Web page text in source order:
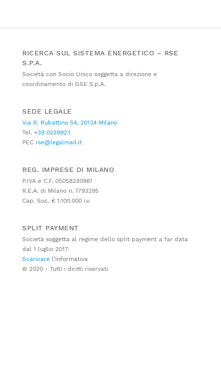
RICERCA SUL SISTEMA ENERGETICO – RSE
S.P.A.
Società con Socio Unico soggetta a direzione e
coordinamento di GSE S.p.A.
SEDE LEGALE
Via R. Rubattino 54, 20134 Milano
Tel. +39 023992.1
PEC rse@legalmail.it
REG. IMPRESE DI MILANO
P.IVA e C.F. 05058230961
R.E.A. di Milano n. 1793295
Cap. Soc. € 1.100.000 i.v.
SPLIT PAYMENT
Società soggetta al regime dello split payment a far data
dal 1 luglio 2017.
Scaricare l’informativa
© 2020 - Tutti i diritti riservati